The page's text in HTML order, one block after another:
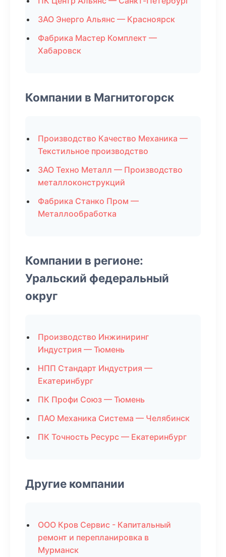
ЗАО Энерго Альянс — Красноярск
Фабрика Мастер Комплект —
Хабаровск
Компании в Магнитогорск
Производство Качество Механика —
Текстильное производство
ЗАО Техно Металл — Производство
металлоконструкций
Фабрика Станко Пром —
Металлообработка
Компании в регионе:
Уральский федеральный
округ
Производство Инжиниринг
Индустрия — Тюмень
НПП Стандарт Индустрия —
Екатеринбург
ПК Профи Союз — Тюмень
ПАО Механика Система — Челябинск
ПК Точность Ресурс — Екатеринбург
Другие компании
ООО Кров Сервис - Капитальный
ремонт и перепланировка в
Мурманск